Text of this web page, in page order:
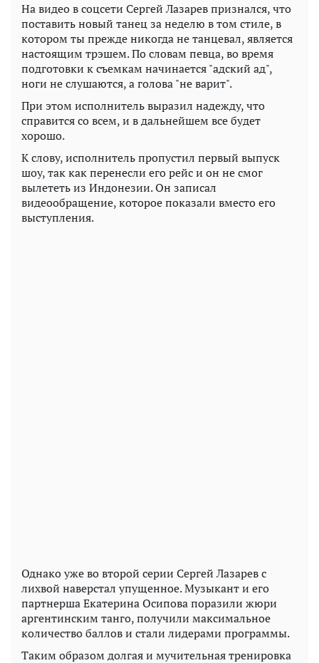
На видео в соцсети Сергей Лазарев признался, что
поставить новый танец за неделю в том стиле, в
котором ты прежде никогда не танцевал, является
настоящим трэшем. По словам певца, во время
подготовки к съемкам начинается "адский ад",
ноги не слушаются, а голова "не варит".
При этом исполнитель выразил надежду, что
справится со всем, и в дальнейшем все будет
хорошо.
К слову, исполнитель пропустил первый выпуск
шоу, так как перенесли его рейс и он не смог
вылететь из Индонезии. Он записал
видеообращение, которое показали вместо его
выступления.
Однако уже во второй серии Сергей Лазарев с
лихвой наверстал упущенное. Музыкант и его
партнерша Екатерина Осипова поразили жюри
аргентинским танго, получили максимальное
количество баллов и стали лидерами программы.
Таким образом долгая и мучительная тренировка